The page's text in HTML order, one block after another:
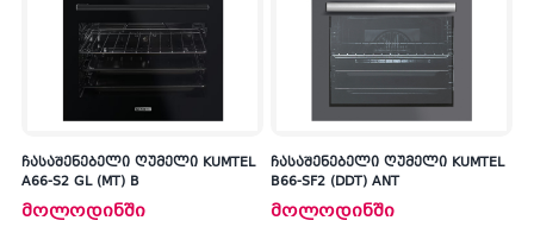
ჩასაშენებელი ღუმელი KUMTEL
A66-S2 GL (MT) B
მოლოდინში
ჩასაშენებელი ღუმელი KUMTEL
B66-SF2 (DDT) ANT
მოლოდინში